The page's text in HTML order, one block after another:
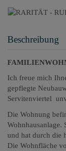
Beschreibung
Ich freue mich
gepflegte
Servitenviertel
Die Wohnung
Wohnhausanlage.
und hat durch die
Die Wohnfläche